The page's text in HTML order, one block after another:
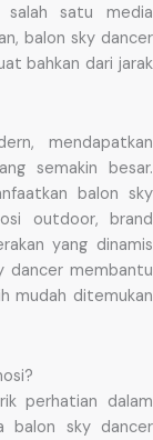
salah satu media
balon sky dancer
bahkan dari jarak
mendapatkan
semakin besar.
balon sky
outdoor, brand
yang dinamis
dancer membantu
mudah ditemukan
perhatian dalam
balon sky dancer